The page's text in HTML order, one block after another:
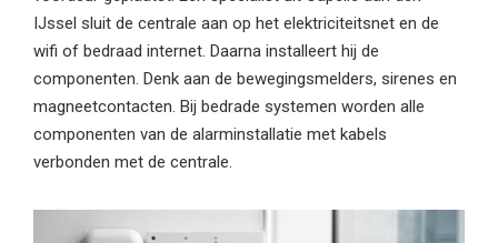
IJssel sluit de centrale aan op het elektriciteitsnet en de
wifi of bedraad internet. Daarna installeert hij de
componenten. Denk aan de bewegingsmelders, sirenes en
magneetcontacten. Bij bedrade systemen worden alle
componenten van de alarminstallatie met kabels
verbonden met de centrale.